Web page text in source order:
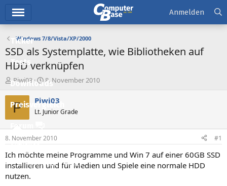
Ticker
Tests
Downloads
Preisvergleich
Forum
Aktuelles
Empfohlene Inhalte
Neue Beiträge
Anmelden
Windows 7/8/Vista/XP/2000
SSD als Systemplatte, wie Bibliotheken auf
HDD verknüpfen
E
r
s
t
l
e
r
Piwi03
E
r
s
e
l
t
a
8. November 2010
P Piwi03
Lt. Junior Grade
8. November 2010 #1
Ich möchte meine Programme und Win 7 auf einer 60GB SSD
installieren und für Medien und Spiele eine normale HDD
nutzen.